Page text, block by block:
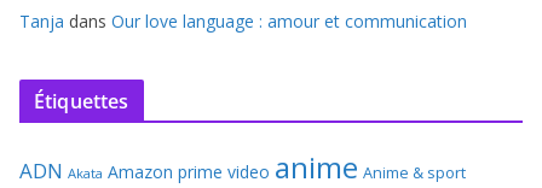
Tanja dans Our love language : amour et communication
Étiquettes
ADN Akata Amazon prime video anime Anime & sport